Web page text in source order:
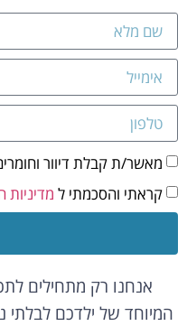
מאשר/ת קבלת דיוור
קראתי והסכמתי ל מדיניות
אנחנו רק מתחילים
המיוחד של ילדכם